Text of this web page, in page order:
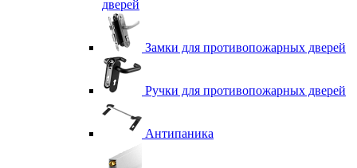
дверей
Замки для противопожарных дверей
Ручки для противопожарных дверей
Антипаника